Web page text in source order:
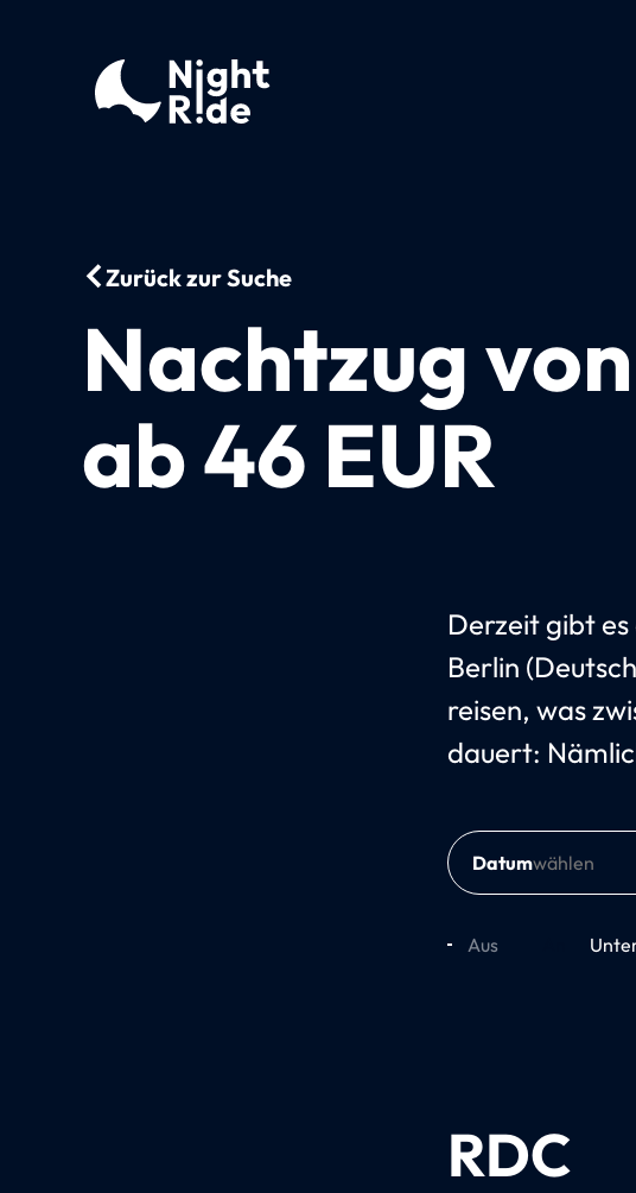
Zurück zur Suche
Nachtzug
ab 46 EUR
Derzeit gibt
Berlin
reisen, was
dauert:
Datum
Aus
RDC